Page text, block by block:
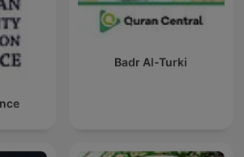
Badr Al-Turki